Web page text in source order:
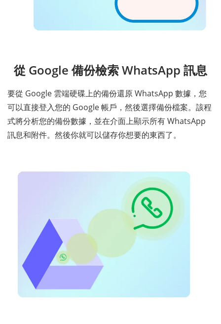
從 Google 備份檢索 WhatsApp 訊息
要從 Google 雲端硬碟上的備份還原 WhatsApp 數據，您
可以直接登入您的 Google 帳戶，然後選擇備份檔案。該程
式將分析您的備份數據，並在介面上顯示所有 WhatsApp
訊息和附件。然後你就可以儲存你想要的東西了。